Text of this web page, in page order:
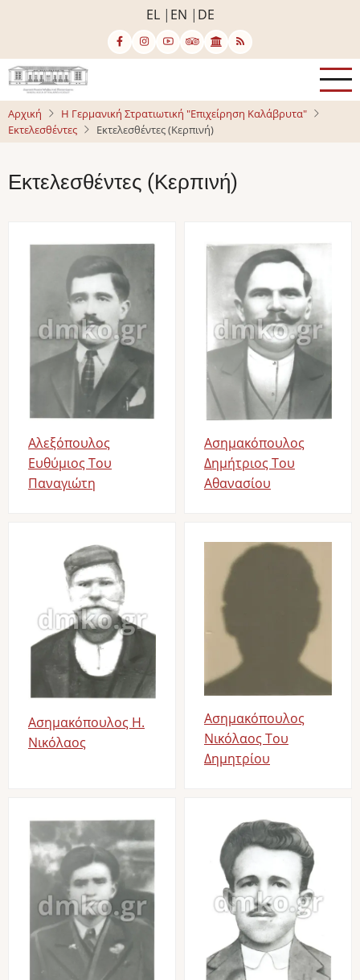
κυρίως
περιεχόμενο
EL EN DE
Αρχική
Η Γερμανική Στρατιωτική "Επιχείρηση Καλάβρυτα"
Εκτελεσθέντες
Εκτελεσθέντες (Κερπινή)
Εκτελεσθέντες (Κερπινή)
Image
Αλεξόπουλος
Ευθύμιος Του
Παναγιώτη
Image
Ασημακόπουλος
Δημήτριος Του
Αθανασίου
Ασημακόπουλος Η.
Νικόλαος
Image
Ασημακόπουλος
Νικόλαος Του
Δημητρίου
Image Image